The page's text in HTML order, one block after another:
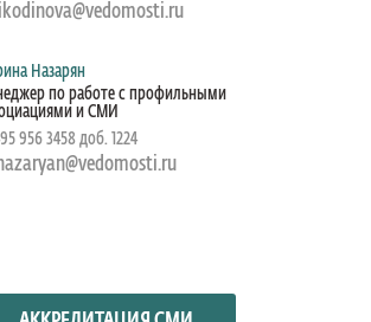
Назарян
по работе с профильными
и СМИ
956 3458 доб. 1224